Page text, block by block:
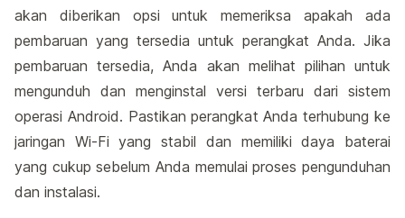
akan diberikan opsi untuk memeriksa apakah ada
pembaruan yang tersedia untuk perangkat Anda. Jika
pembaruan tersedia, Anda akan melihat pilihan untuk
mengunduh dan menginstal versi terbaru dari sistem
operasi Android. Pastikan perangkat Anda terhubung ke
jaringan Wi-Fi yang stabil dan memiliki daya baterai
yang cukup sebelum Anda memulai proses pengunduhan
dan instalasi.